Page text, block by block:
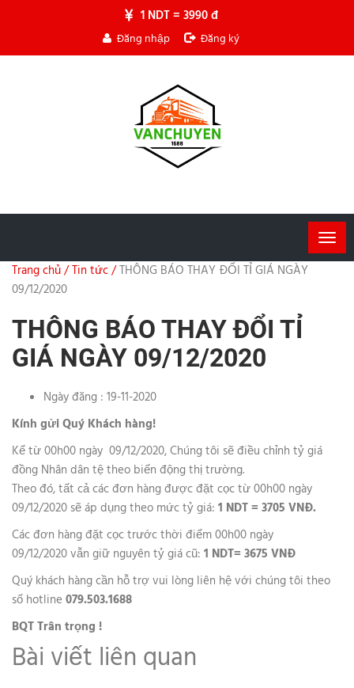
1 NDT = 3990 đ
Đăng nhập Đăng ký
Trang chủ /Tin tức /THÔNG BÁO THAY ĐỔI TỈ GIÁ NGÀY
09/12/2020
THÔNG BÁO THAY ĐỔI TỈ
GIÁ NGÀY 09/12/2020
Ngày đăng : 19-11-2020
Kính gửi Quý Khách hàng!
Kể từ 00h00 ngày 09/12/2020, Chúng tôi sẽ điều chỉnh tỷ giá
đồng Nhân dân tệ theo biến động thị trường.
Theo đó, tất cả các đơn hàng được đặt cọc từ 00h00 ngày
09/12/2020 sẽ áp dụng theo mức tỷ giá: 1 NDT = 3705 VNĐ.
Các đơn hàng đặt cọc trước thời điểm 00h00 ngày
09/12/2020 vẫn giữ nguyên tỷ giá cũ: 1 NDT= 3675 VNĐ
Quý khách hàng cần hỗ trợ vui lòng liên hệ với chúng tôi theo
số hotline 079.503.1688
BQT Trân trọng !
Bài viết liên quan